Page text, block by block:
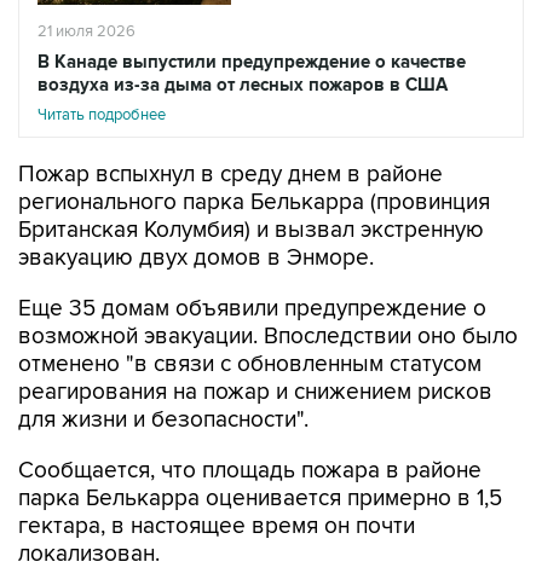
21 июля 2026
В Канаде выпустили предупреждение о качестве
воздуха из-за дыма от лесных пожаров в США
Читать подробнее
Пожар вспыхнул в среду днем в районе
регионального парка Белькарра (провинция
Британская Колумбия) и вызвал экстренную
эвакуацию двух домов в Энморе.
Еще 35 домам объявили предупреждение о
возможной эвакуации. Впоследствии оно было
отменено "в связи с обновленным статусом
реагирования на пожар и снижением рисков
для жизни и безопасности".
Сообщается, что площадь пожара в районе
парка Белькарра оценивается примерно в 1,5
гектара, в настоящее время он почти
локализован.